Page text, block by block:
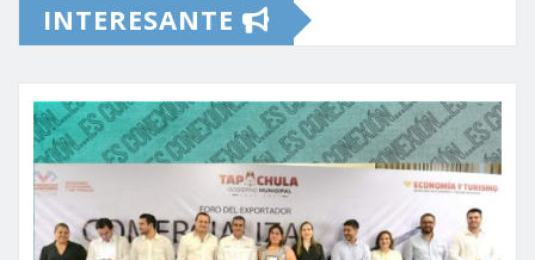
INTERESANTE